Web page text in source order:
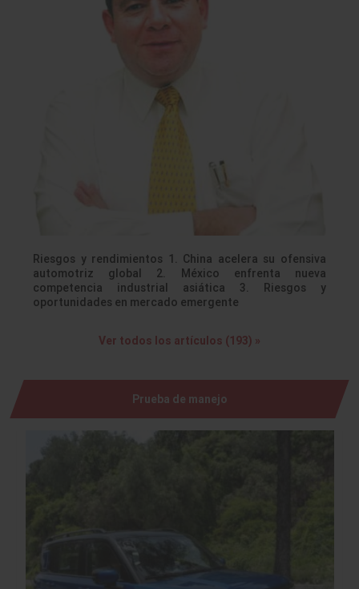
Riesgos y rendimientos 1. China acelera su ofensiva
automotriz global 2. México enfrenta nueva
competencia industrial asiática 3. Riesgos y
oportunidades en mercado emergente
Ver todos los artículos (193) »
Prueba de manejo